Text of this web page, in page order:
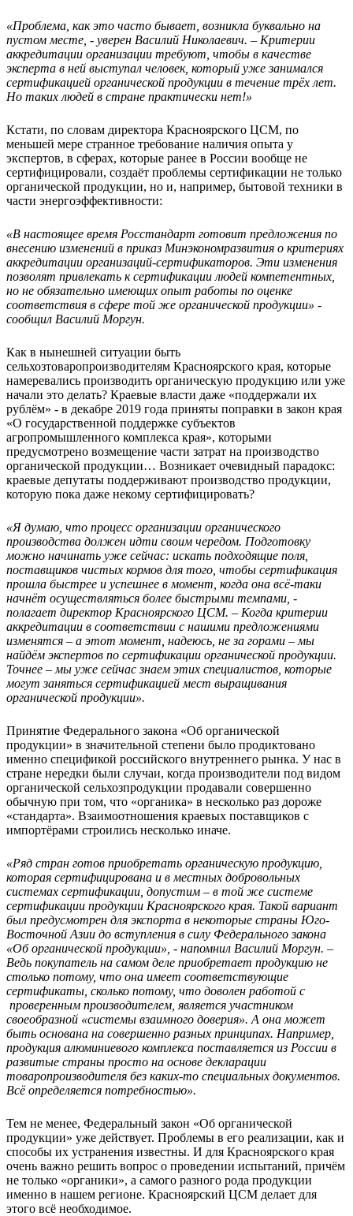
«Проблема, как это часто бывает, возникла буквально на
пустом месте, - уверен Василий Николаевич. – Критерии
аккредитации организации требуют, чтобы в качестве
эксперта в ней выступал человек, который уже занимался
сертификацией органической продукции в течение трёх лет.
Но таких людей в стране практически нет!»
Кстати, по словам директора Красноярского ЦСМ, по
меньшей мере странное требование наличия опыта у
экспертов, в сферах, которые ранее в России вообще не
сертифицировали, создаёт проблемы сертификации не только
органической продукции, но и, например, бытовой техники в
части энергоэффективности:
«В настоящее время Росстандарт готовит предложения по
внесению изменений в приказ Минэкономразвития о критериях
аккредитации организаций-сертификаторов. Эти изменения
позволят привлекать к сертификации людей компетентных,
но не обязательно имеющих опыт работы по оценке
соответствия в сфере той же органической продукции» -
сообщил Василий Моргун.
Как в нынешней ситуации быть
сельхозтоваропроизводителям Красноярского края, которые
намеревались производить органическую продукцию или уже
начали это делать? Краевые власти даже «поддержали их
рублём» - в декабре 2019 года приняты поправки в закон края
«О государственной поддержке субъектов
агропромышленного комплекса края», которыми
предусмотрено возмещение части затрат на производство
органической продукции… Возникает очевидный парадокс:
краевые депутаты поддерживают производство продукции,
которую пока даже некому сертифицировать?
«Я думаю, что процесс организации органического
производства должен идти своим чередом. Подготовку
можно начинать уже сейчас: искать подходящие поля,
поставщиков чистых кормов для того, чтобы сертификация
прошла быстрее и успешнее в момент, когда она всё-таки
начнёт осуществляться более быстрыми темпами, -
полагает директор Красноярского ЦСМ. – Когда критерии
аккредитации в соответствии с нашими предложениями
изменятся – а этот момент, надеюсь, не за горами – мы
найдём экспертов по сертификации органической продукции.
Точнее – мы уже сейчас знаем этих специалистов, которые
могут заняться сертификацией мест выращивания
органической продукции».
Принятие Федерального закона «Об органической
продукции» в значительной степени было продиктовано
именно спецификой российского внутреннего рынка. У нас в
стране нередки были случаи, когда производители под видом
органической сельхозпродукции продавали совершенно
обычную при том, что «органика» в несколько раз дороже
«стандарта». Взаимоотношения краевых поставщиков с
импортёрами строились несколько иначе.
«Ряд стран готов приобретать органическую продукцию,
которая сертифицирована и в местных добровольных
системах сертификации, допустим – в той же системе
сертификации продукции Красноярского края. Такой вариант
был предусмотрен для экспорта в некоторые страны Юго-
Восточной Азии до вступления в силу Федерального закона
«Об органической продукции», - напомнил Василий Моргун. –
Ведь покупатель на самом деле приобретает продукцию не
столько потому, что она имеет соответствующие
сертификаты, сколько потому, что доволен работой с
проверенным производителем, является участником
своеобразной «системы взаимного доверия». А она может
быть основана на совершенно разных принципах. Например,
продукция алюминиевого комплекса поставляется из России в
развитые страны просто на основе декларации
товаропроизводителя без каких-то специальных документов.
Всё определяется потребностью».
Тем не менее, Федеральный закон «Об органической
продукции» уже действует. Проблемы в его реализации, как и
способы их устранения известны. И для Красноярского края
очень важно решить вопрос о проведении испытаний, причём
не только «органики», а самого разного рода продукции
именно в нашем регионе. Красноярский ЦСМ делает для
этого всё необходимое.